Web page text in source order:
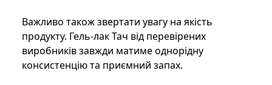
Важливо також звертати увагу на якість
продукту. Гель-лак Тач від перевірених
виробників завжди матиме однорідну
консистенцію та приємний запах.